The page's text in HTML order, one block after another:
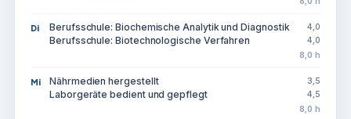
Di Berufsschule: Biochemische Analytik und Diagnostik 4,0
Berufsschule: Biotechnologische Verfahren 4,0
8,0 h
Mi Nährmedien hergestellt 3,5
Laborgeräte bedient und gepflegt 4,5
8,0 h